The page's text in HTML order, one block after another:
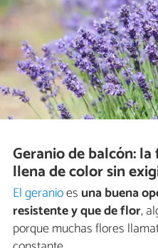
Geranio de balcón:
llena de color sin
El geranioes una buena
resistente y que de flor,
porque muchas flores